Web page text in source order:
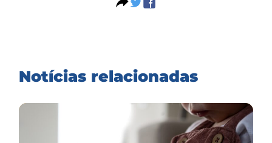
Notícias relacionadas